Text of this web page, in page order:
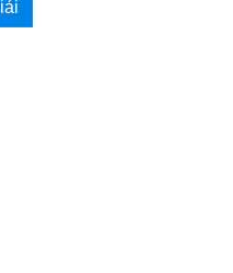
dưỡng, thúc đẩy trợ giúp